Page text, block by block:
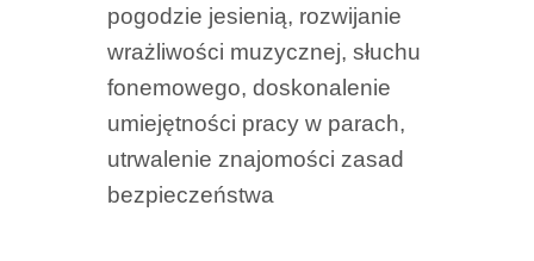
pogodzie jesienią, rozwijanie
wrażliwości muzycznej, słuchu
fonemowego, doskonalenie
umiejętności pracy w parach,
utrwalenie znajomości zasad
bezpieczeństwa